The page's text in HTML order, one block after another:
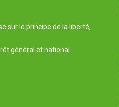
sur le principe de la liberté,
général et national.